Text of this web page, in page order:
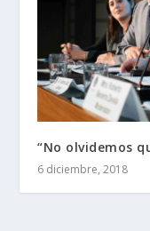
“No olvidemos
6 diciembre, 2018